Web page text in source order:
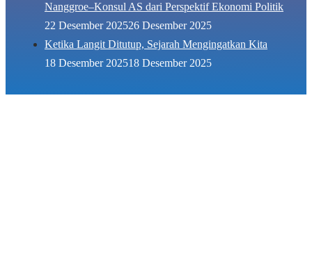
Nanggroe–Konsul AS dari Perspektif Ekonomi Politik
22 Desember 202526 Desember 2025
Ketika Langit Ditutup, Sejarah Mengingatkan Kita
18 Desember 202518 Desember 2025